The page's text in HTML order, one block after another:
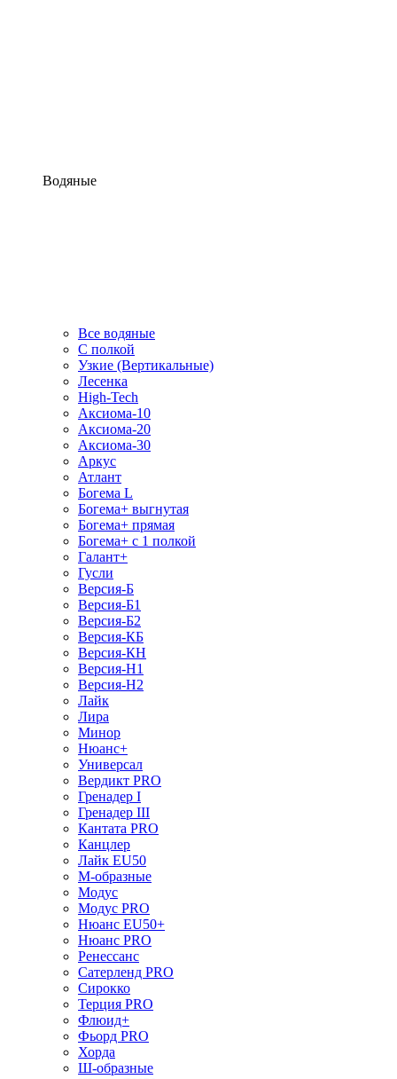
Водяные
Все водяные
С полкой
Узкие (Вертикальные)
Лесенка
High-Tech
Аксиома-10
Аксиома-20
Аксиома-30
Аркус
Атлант
Богема L
Богема+ выгнутая
Богема+ прямая
Богема+ с 1 полкой
Галант+
Гусли
Версия-Б
Версия-Б1
Версия-Б2
Версия-КБ
Версия-КН
Версия-Н1
Версия-Н2
Лайк
Лира
Минор
Нюанс+
Универсал
Вердикт PRO
Гренадер I
Гренадер III
Кантата PRO
Канцлер
Лайк EU50
М-образные
Модус
Модус PRO
Нюанс EU50+
Нюанс PRO
Ренессанс
Сатерленд PRO
Сирокко
Терция PRO
Флюид+
Фьорд PRO
Хорда
Ш-образные